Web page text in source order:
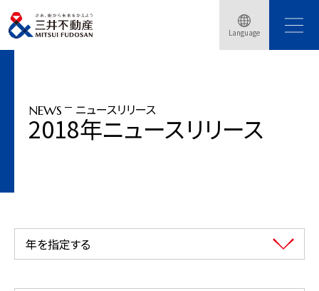
Language
トップページ ニュースリリース
千葉県柏市の「柏の葉アクアテラス」が「2018年度グッドデザイン賞」を受賞
NEWS ニュースリリース
2018年ニュースリリース
年を指定する